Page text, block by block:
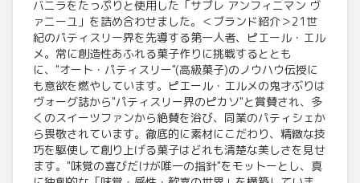
バニラをたっぷりと使用した「サブレ アンフィニマン ヴ
ァニーユ」を詰め合わせました。＜ブランド紹介＞21世
紀のパティスリー界を先導する第一人者、ピエール・エル
メ。常に創造性あふれる菓子作りに挑戦するととも
に、"オート・パティスリー"(高級菓子)のノウハウ伝授に
も意欲を燃やしています。ピエール・エルメの鬼才ぶりは
ヴォーグ誌から"パティスリー界のピカソ"と賞賛され、多
くのスイーツファンから絶賛を浴び、同業のパティシェか
ら畏敬されています。徹底的に素材にこだわり、精緻な技
巧を駆使して創り上げる菓子はどれも清楚な美しさを見せ
ます。"味覚の喜びだけが唯一の指針"をモットーとし、真